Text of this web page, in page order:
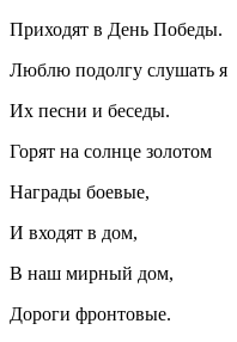
Приходят в День Победы.
Люблю подолгу слушать я
Их песни и беседы.
Горят на солнце золотом
Награды боевые,
И входят в дом,
В наш мирный дом,
Дороги фронтовые.